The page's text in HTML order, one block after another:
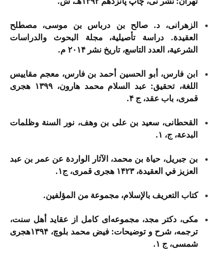
الزهرانی، د. صالح بن درباس بن موسی، مصطلح
العقیدة. دراسة تأصیلیة، مجلة البحوث والدراسات
الشرعية، العدد التاسع، تاریخ نشر ۲۰۱۴ م.
ابن فارس، أبو الحسین أحمد بن فارس، معجم مقاییس
اللغة، تحقیق: عبد السلام محمد هارون، ۱۳۹۹ هجری
قمری، باب عقد، ج ۴.
القحطانی، سعید بن علی بن وهف، نور السنة وظلمات
البدعة، ج، ۱.
بن جبریل، حیاة بن محمد، الآثار الواردة عن عمر بن عبد
العزیز في العقیدة، ۱۴۲۳ هجری قمری، ج۱.
کتاب التعریف بالإسلام، مجموعة من المؤلفین.
مکی، دکتر مجد، مجموعه‌ای کامل از عقاید أهل سنت،
ترجمه، شرح و توضیحات: فیض محمد بلوچ، ۱۳۹۴هجری
شمسی، ج ۱.